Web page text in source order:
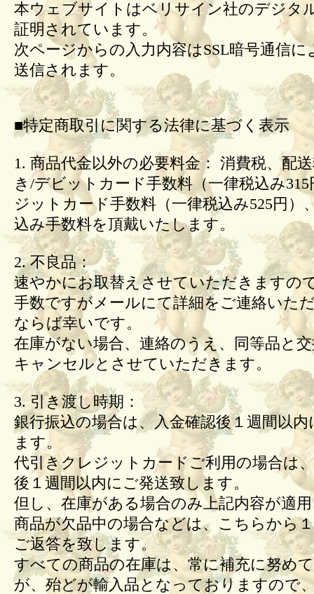
本ウェブサイトはベリサイン社のデジタ
証明されています。
次ページからの入力内容はSSL暗号通信に
送信されます。
■特定商取引に関する法律に基づく表示
1. 商品代金以外の必要料金： 消費税、配
き/デビットカード手数料（一律税込み
ジットカード手数料（一律税込み525円）
込み手数料を頂戴いたします。
2. 不良品：
速やかにお取替えさせていただきますの
手数ですがメールにて詳細をご連絡いた
ならば幸いです。
在庫がない場合、連絡のうえ、同等品と
キャンセルとさせていただきます。
3. 引き渡し時期：
銀行振込の場合は、入金確認後１週間以内
ます。
代引きクレジットカードご利用の場合は
後１週間以内にご発送致します。
但し、在庫がある場合のみ上記内容が適
商品が欠品中の場合などは、こちらから
ご返答を致します。
すべての商品の在庫は、常に補充に努め
が、殆どが輸入品となっておりますので